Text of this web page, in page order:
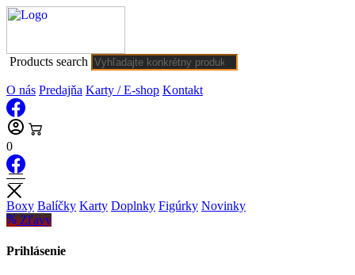
Products search
O nás Predajňa Karty / E-shop Kontakt
0
Boxy Balíčky Karty Doplnky Figúrky Novinky
Zľavy
Prihlásenie